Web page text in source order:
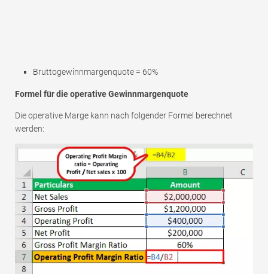
Bruttogewinnmargenquote = 60%
Formel für die operative Gewinnmargenquote
Die operative Marge kann nach folgender Formel berechnet
werden: